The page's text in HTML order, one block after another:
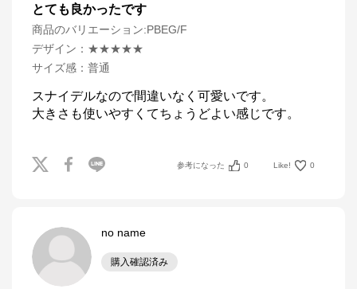
とても良かったです
商品のバリエーション:PBEG/F
デザイン ： ★★★★★
サイズ感 ： 普通
スナイデルなので間違いなく可愛いです。
大きさも使いやすくてちょうどよい感じです。
参考になった 0 Like! 0
no name
購入確認済み